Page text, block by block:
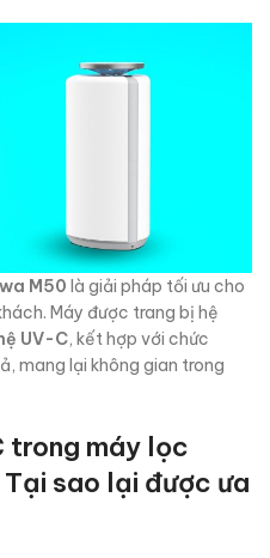
M50 là giải pháp tối ưu cho
Máy được trang bị hệ
UV-C, kết hợp với chức
mang lại không gian trong
trong máy lọc
sao lại được ưa